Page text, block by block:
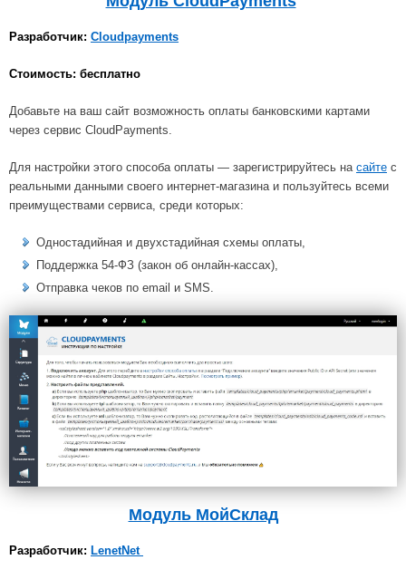
Разработчик: Cloudpayments
Стоимость: бесплатно
Добавьте на ваш сайт возможность оплаты банковскими картами
через сервис CloudPayments.
Для настройки этого способа оплаты — зарегистрируйтесь на сайте с
реальными данными своего интернет-магазина и пользуйтесь всеми
преимуществами сервиса, среди которых:
Одностадийная и двухстадийная схемы оплаты,
Поддержка 54-ФЗ (закон об онлайн-кассах),
Отправка чеков по email и SMS.
Модуль МойСклад
Разработчик: LenetNet